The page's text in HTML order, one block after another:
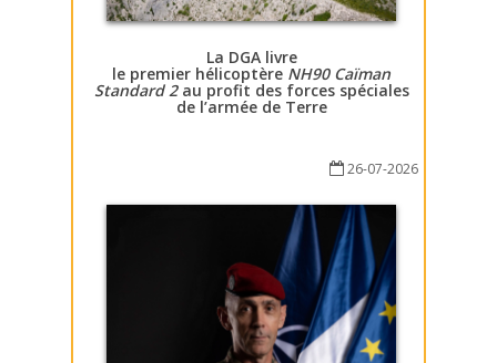
La DGA livre
le premier hélicoptère NH90 Caïman
Standard 2au profit des forces spéciales
de l’armée de Terre
26-07-2026